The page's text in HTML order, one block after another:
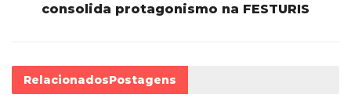
consolida protagonismo na FESTURIS
RelacionadosPostagens